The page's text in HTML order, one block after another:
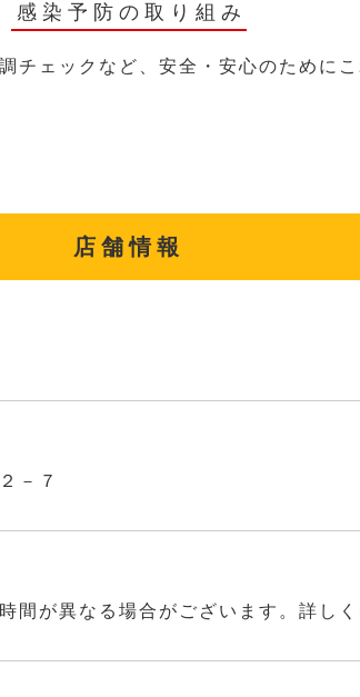
感染予防の取り組み
チェックなど、安全・安心のために
店舗情報
－７
間が異なる場合がございます。詳しく